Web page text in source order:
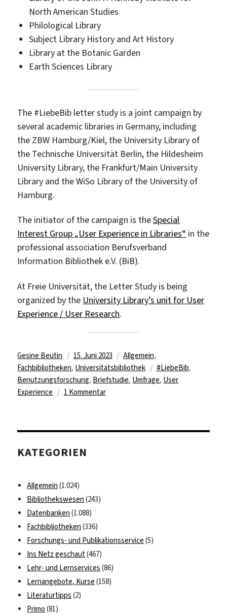
North American Studies
Philological Library
Subject Library History and Art History
Library at the Botanic Garden
Earth Sciences Library
The #LiebeBib letter study is a joint campaign by
several academic libraries in Germany, including
the ZBW Hamburg/Kiel, the University Library of
the Technische Universität Berlin, the Hildesheim
University Library, the Frankfurt/Main University
Library and the WiSo Library of the University of
Hamburg.
The initiator of the campaign is theSpecial
Interest Group „User Experience in Libraries“ in the
professional association Berufsverband
Information Bibliothek e.V. (BiB).
At Freie Universität, the Letter Study is being
organized by the University Library’s unit for User
Experience / User Research.
Autor
Gesine Beutin
Veröffentlicht
am
15. Juni 2023 Kategorien
Allgemein,
Fachbibliotheken, Universitätsbibliothek Schlagwörter
#LiebeBib,
Benutzungsforschung, Briefstudie, Umfrage, User
Experience
1 Kommentarzu
Wie
KATEGORIEN
Allgemein (1.024)
Bibliothekswesen (243)
Datenbanken (1.088)
Fachbibliotheken (336)
Forschungs- und Publikationsservice (5)
Ins Netz geschaut(467)
Lehr- und Lernservices (86)
Lernangebote, Kurse (158)
Literaturtipps (2)
Primo (81)